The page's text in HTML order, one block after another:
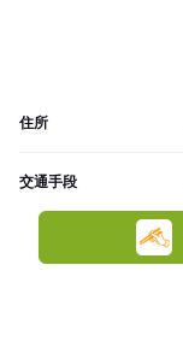
住所
交通手段